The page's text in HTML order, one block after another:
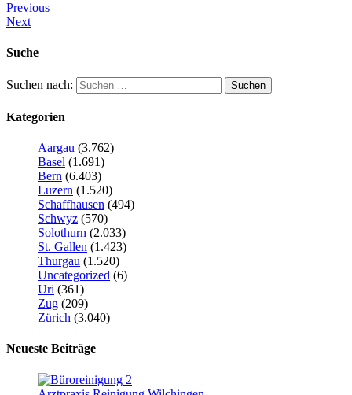
Previous
Next
Suche
Suchen nach:
Kategorien
Aargau (3.762)
Basel (1.691)
Bern (6.403)
Luzern (1.520)
Schaffhausen (494)
Schwyz (570)
Solothurn (2.033)
St. Gallen (1.423)
Thurgau (1.520)
Uncategorized (6)
Uri (361)
Zug (209)
Zürich (3.040)
Neueste Beiträge